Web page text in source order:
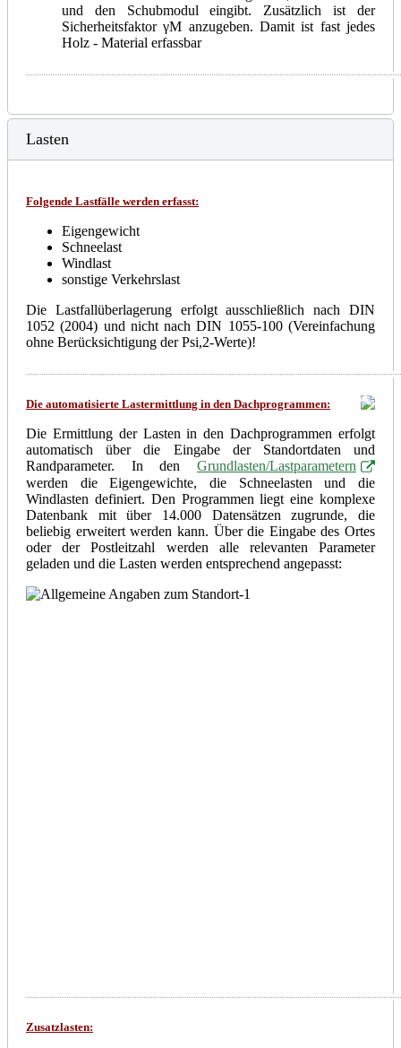
und den Schubmodul eingibt. Zusätzlich ist der
Sicherheitsfaktor γM anzugeben. Damit ist fast jedes
Holz - Material erfassbar
Lasten
Folgende Lastfälle werden erfasst:
Eigengewicht
Schneelast
Windlast
sonstige Verkehrslast
Die Lastfallüberlagerung erfolgt ausschließlich nach DIN
1052 (2004) und nicht nach DIN 1055-100 (Vereinfachung
ohne Berücksichtigung der Psi,2-Werte)!
Die automatisierte Lastermittlung in den Dachprogrammen:
Die Ermittlung der Lasten in den Dachprogrammen erfolgt
automatisch über die Eingabe der Standortdaten und
Randparameter. In den Grundlasten/Lastparametern
werden dieEigengewichte, die Schneelasten und die
Windlasten definiert. Den Programmen liegt eine komplexe
Datenbank mit über 14.000 Datensätzen zugrunde, die
beliebig erweitert werden kann. Über die Eingabe des Ortes
oder der Postleitzahl werden alle relevanten Parameter
geladen und die Lasten werden entsprechend angepasst:
Zusatzlasten: